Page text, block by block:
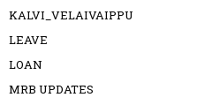
KALVI_VELAIVAIPPU
LEAVE
LOAN
MRB UPDATES